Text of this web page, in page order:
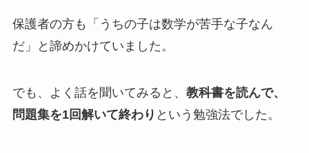
保護者の方も「うちの子は数学が苦手な子なん
だ」と諦めかけていました。
でも、よく話を聞いてみると、 教科書を読んで、
問題集を1回解いて終わり という勉強法でした。